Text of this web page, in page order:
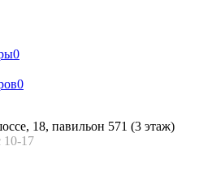
0
0
18, павильон 571 (3 этаж)
10-17